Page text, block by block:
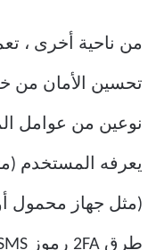
من ناحية أخرى ،
تحسين الأمان من
نوعين من عوامل
يعرفه المستخدم
(مثل جهاز محمول